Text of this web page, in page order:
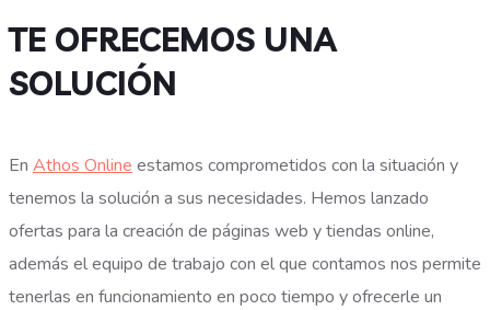
TE OFRECEMOS UNA
SOLUCIÓN
En Athos Online estamos comprometidos con la situación y
tenemos la solución a sus necesidades. Hemos lanzado
ofertas para la creación de páginas web y tiendas online,
además el equipo de trabajo con el que contamos nos permite
tenerlas en funcionamiento en poco tiempo y ofrecerle un